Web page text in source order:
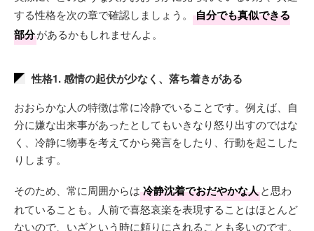
する性格を次の章で確認しましょう。
自分でも真似できる
部分があるかもしれませんよ。
性格1. 感情の起伏が少なく、落ち着きがある
おおらかな人の特徴は常に冷静でいることです。例えば、自
分に嫌な出来事があったとしてもいきなり怒り出すのではな
く、冷静に物事を考えてから発言をしたり、行動を起こした
りします。
そのため、常に周囲からは 冷静沈着でおだやかな人と思わ
れていることも。人前で喜怒哀楽を表現することはほとんど
ないので、いざという時に頼りにされることも多いのです。